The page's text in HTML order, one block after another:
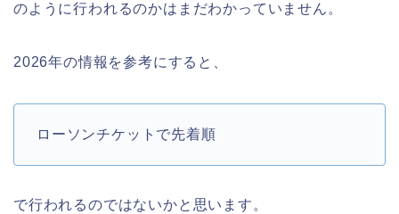
のように行われるのかはまだわかっていません。
2026年の情報を参考にすると、
ローソンチケットで先着順
で行われるのではないかと思います。